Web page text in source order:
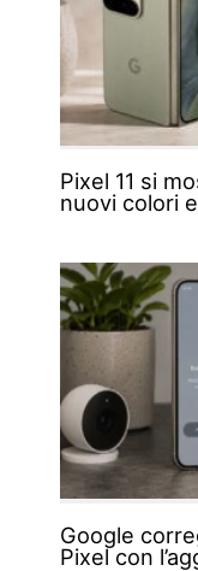
Pixel 11 si
nuovi colori
Google
Pixel con